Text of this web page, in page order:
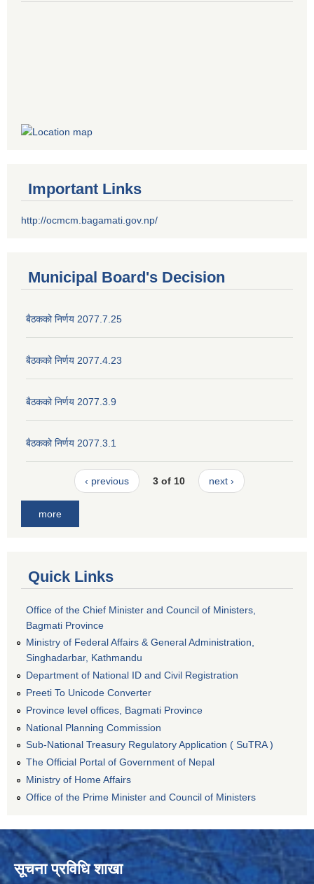
Important Links
http://ocmcm.bagamati.gov.np/
Municipal Board's Decision
बैठकको निर्णय 2077.7.25
बैठकको निर्णय 2077.4.23
बैठकको निर्णय 2077.3.9
बैठकको निर्णय 2077.3.1
‹ previous 3 of 10 next ›
more
Quick Links
Office of the Chief Minister and Council of Ministers,
Bagmati Province
Ministry of Federal Affairs & General Administration,
Singhadarbar, Kathmandu
Department of National ID and Civil Registration
Preeti To Unicode Converter
Province level offices, Bagmati Province
National Planning Commission
Sub-National Treasury Regulatory Application ( SuTRA )
The Official Portal of Government of Nepal
Ministry of Home Affairs
Office of the Prime Minister and Council of Ministers
सूचना प्रविधि शाखा